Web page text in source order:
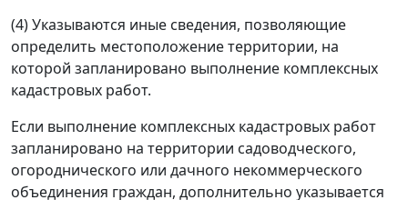
(4) Указываются иные сведения, позволяющие
определить местоположение территории, на
которой запланировано выполнение комплексных
кадастровых работ.
Если выполнение комплексных кадастровых работ
запланировано на территории садоводческого,
огороднического или дачного некоммерческого
объединения граждан, дополнительно указывается